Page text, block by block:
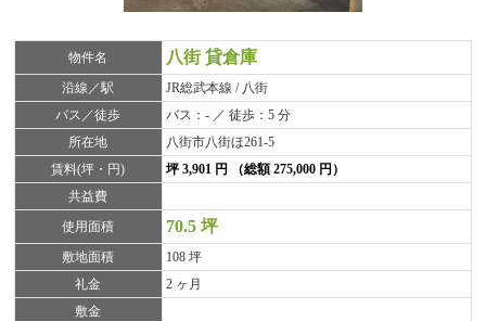
物件名 八街 貸倉庫
沿線／駅
JR総武本線 / 八街
バス／徒歩
バス：- ／ 徒歩：5 分
所在地
八街市八街ほ261-5
賃料(坪・円)
坪 3,901 円 （総額 275,000 円）
共益費
使用面積
70.5 坪
敷地面積
108 坪
礼金
2 ヶ月
敷金